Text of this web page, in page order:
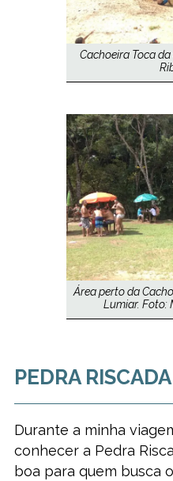
Cachoeira Toca
Área perto da
Lumiar. Foto:
PEDRA RISCADA
Durante a minha
conhecer a Pedra
boa para quem busca